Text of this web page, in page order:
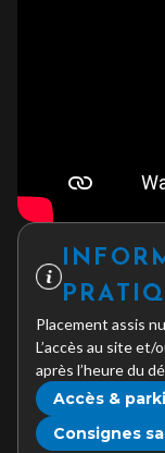
Placement assis
L’accès au site et/
après l’heure du
Accès &
Consignes